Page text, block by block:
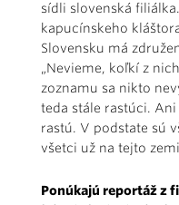
sídli slovenská
kapucínskeho
Slovensku má
„Nevieme, koľkí z
zoznamu sa nikto
teda stále rastúci.
rastú. V podstate sú
všetci už na tejto
Ponúkajú reportáž z